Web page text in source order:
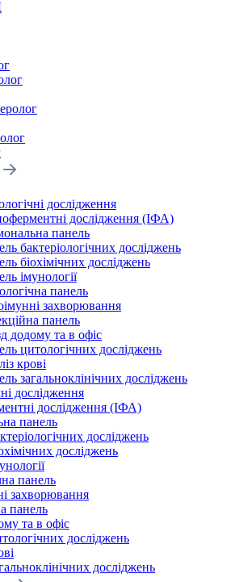
дослідження
дослідження (ІФА)
панель
бактеріологічних досліджень
біохімічних досліджень
імунології
панель
захворювання
панель
додому та в офіс
цитологічних досліджень
крові
загальноклінічних досліджень
дослідження
дослідження (ІФА)
панель
досліджень
досліджень
панель
захворювання
панель
та в офіс
досліджень
досліджень